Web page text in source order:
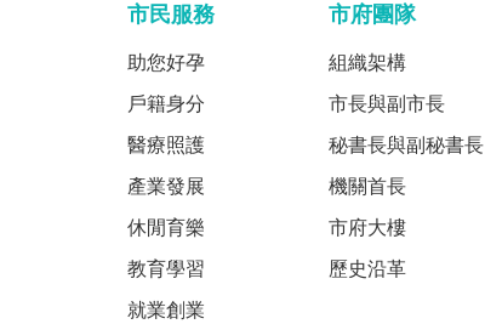
市民服務
助您好孕
戶籍身分
醫療照護
產業發展
休閒育樂
教育學習
就業創業
市府團隊
組織架構
市長與副市長
秘書長與副秘書長
機關首長
市府大樓
歷史沿革